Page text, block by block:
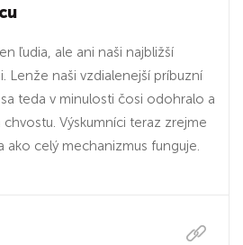
ľudia, ale ani naši najbližší
Lenže naši vzdialenejší príbuzní
teda v minulosti čosi odohralo a
Výskumníci teraz zrejme
ako celý mechanizmus funguje.